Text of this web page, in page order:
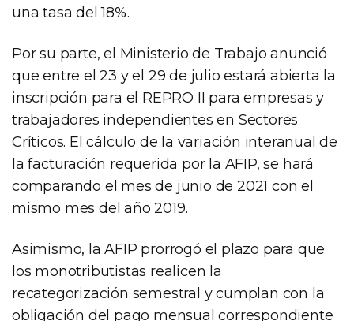
una tasa del 18%.
Por su parte, el Ministerio de Trabajo anunció
que entre el 23 y el 29 de julio estará abierta la
inscripción para el REPRO II para empresas y
trabajadores independientes en Sectores
Críticos. El cálculo de la variación interanual de
la facturación requerida por la AFIP, se hará
comparando el mes de junio de 2021 con el
mismo mes del año 2019.
Asimismo, la AFIP prorrogó el plazo para que
los monotributistas realicen la
recategorización semestral y cumplan con la
obligación del pago mensual correspondiente